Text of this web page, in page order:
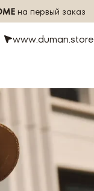
на первый заказ
www.duman.store